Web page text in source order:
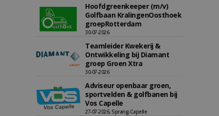
Hoofdgreenkeeper (m/v)
Golfbaan KralingenOosthoek
groepRotterdam
30-07-2026
Teamleider Kwekerij &
Ontwikkeling bij Diamant
groep Groen Xtra
30-07-2026
Adviseur openbaar groen,
sportvelden & golfbanen bij
Vos Capelle
27-07-2026, Sprang-Capelle